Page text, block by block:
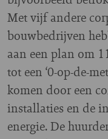
Met vijf andere
bouwbedrijven
aan een plan om
tot een ‘0-op-de-
komen door een
installaties en de
energie. De